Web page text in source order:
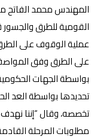
المهندس محمد الفاتح
القومية للطرق والجسور
عملية الوقوف على
على الطرق وفق
بواسطة الجهات
تحديدها بواسطة العد
تخصصه، وقال “إننا
مطلوبات المرحلة